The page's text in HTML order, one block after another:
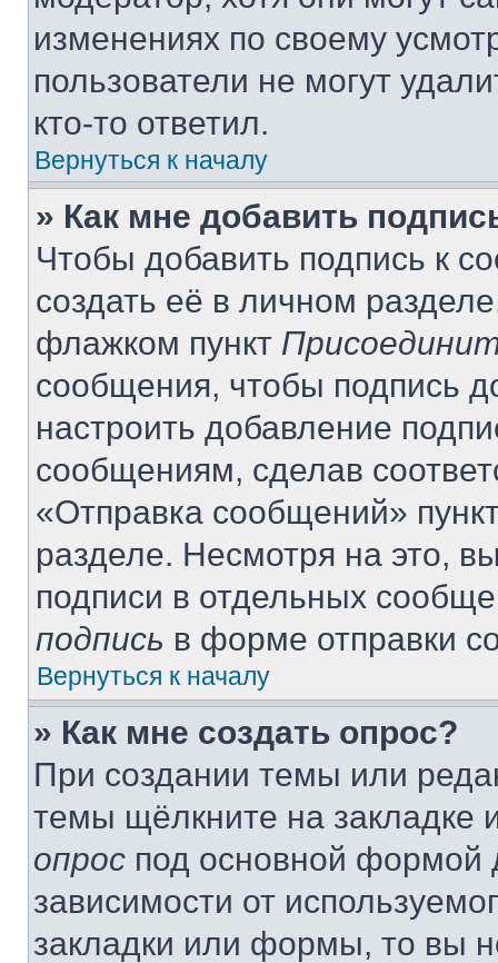
изменениях по своему
пользователи не могут
кто-то ответил.
Вернуться к началу
» Как мне добавить
Чтобы добавить подпись к
создать её в личном
флажком пункт
сообщения, чтобы подпись
настроить добавление
сообщениям, сделав
«Отправка сообщений»
разделе. Несмотря на это,
подписи в отдельных
подпись в форме отправки
Вернуться к началу
» Как мне создать опрос?
При создании темы или
темы щёлкните на
опрос под основной формой
зависимости от
закладки или формы, то вы